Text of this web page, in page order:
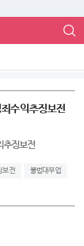
수익추징보전
추징보전
보전 불법대부업